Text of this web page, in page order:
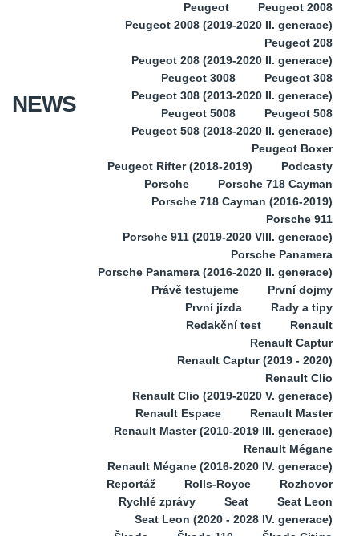
NEWS
Peugeot
Peugeot 2008
Peugeot 2008 (2019-2020 II. generace)
Peugeot 208
Peugeot 208 (2019-2020 II. generace)
Peugeot 3008
Peugeot 308
Peugeot 308 (2013-2020 II. generace)
Peugeot 5008
Peugeot 508
Peugeot 508 (2018-2020 II. generace)
Peugeot Boxer
Peugeot Rifter (2018-2019)
Podcasty
Porsche
Porsche 718 Cayman
Porsche 718 Cayman (2016-2019)
Porsche 911
Porsche 911 (2019-2020 VIII. generace)
Porsche Panamera
Porsche Panamera (2016-2020 II. generace)
Právě testujeme
První dojmy
První jízda
Rady a tipy
Redakční test
Renault
Renault Captur
Renault Captur (2019 - 2020)
Renault Clio
Renault Clio (2019-2020 V. generace)
Renault Espace
Renault Master
Renault Master (2010-2019 III. generace)
Renault Mégane
Renault Mégane (2016-2020 IV. generace)
Reportáž
Rolls-Royce
Rozhovor
Rychlé zprávy
Seat
Seat Leon
Seat Leon (2020 - 2028 IV. generace)